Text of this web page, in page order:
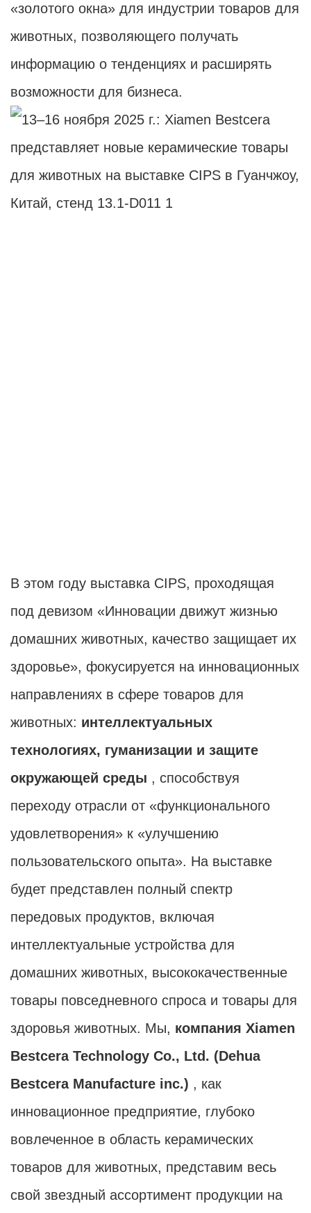
«золотого окна» для индустрии товаров для
животных, позволяющего получать
информацию о тенденциях и расширять
возможности для бизнеса.
В этом году выставка CIPS, проходящая
под девизом «Инновации движут жизнью
домашних животных, качество защищает их
здоровье», фокусируется на инновационных
направлениях в сфере товаров для
животных: интеллектуальных
технологиях, гуманизации и защите
окружающей среды , способствуя
переходу отрасли от «функционального
удовлетворения» к «улучшению
пользовательского опыта». На выставке
будет представлен полный спектр
передовых продуктов, включая
интеллектуальные устройства для
домашних животных, высококачественные
товары повседневного спроса и товары для
здоровья животных. Мы, компания Xiamen
Bestcera Technology Co., Ltd. (Dehua
Bestcera Manufacture inc.) , как
инновационное предприятие, глубоко
вовлеченное в область керамических
товаров для животных, представим весь
свой звездный ассортимент продукции на